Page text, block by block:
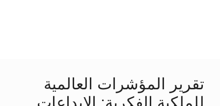
تقرير المؤشرات العالمية